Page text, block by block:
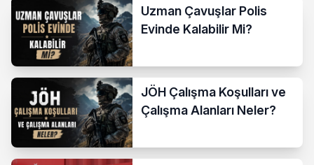
Uzman Çavuşlar Polis
Evinde Kalabilir Mi?
JÖH Çalışma Koşulları ve
Çalışma Alanları Neler?